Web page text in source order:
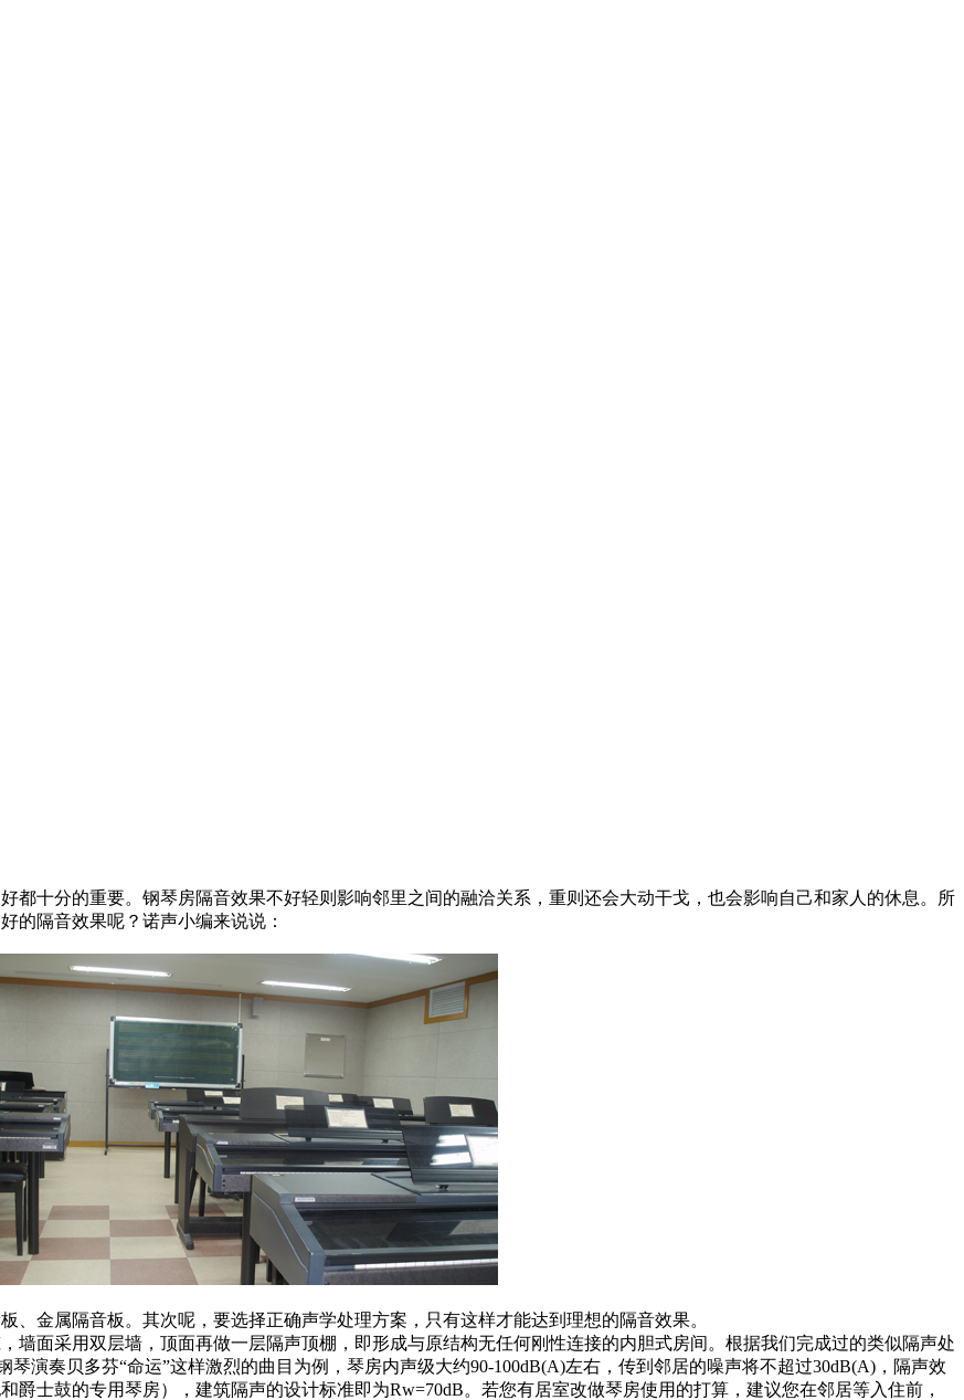
都十分的重要。钢琴房隔音效果不好轻则影响邻里之间的融洽关系，重则还会大动干戈，也会影响自己和家人的休息。所
的隔音效果呢？诺声小编来说说：
金属隔音板。其次呢，要选择正确声学处理方案，只有这样才能达到理想的隔音效果。
墙面采用双层墙，顶面再做一层隔声顶棚，即形成与原结构无任何刚性连接的内胆式房间。根据我们完成过的类似隔声处
演奏贝多芬“命运”这样激烈的曲目为例，琴房内声级大约90-100dB(A)左右，传到邻居的噪声将不超过30dB(A)，隔声效
士鼓的专用琴房），建筑隔声的设计标准即为Rw=70dB。若您有居室改做琴房使用的打算，建议您在邻居等入住前，